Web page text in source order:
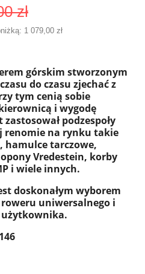
zł
1 079,00 zł
górskim stworzonym
do czasu zjechać z
tym cenią sobie
i wygodę
podzespoły
renomie na rynku takie
hamulce tarczowe,
pony Vredestein, korby
i wiele innych.
doskonałym wyborem
uniwersalnego i
użytkownika.